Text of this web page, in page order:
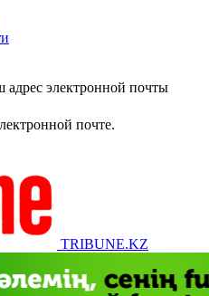
адрес электронной почты
почте.
TRIBUNE.KZ